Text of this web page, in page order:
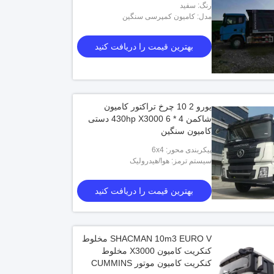
رنگ: سفید
مدل: کامیون کمپرسی سنگین
بهترین قیمت را دریافت کنید
یورو 2 10 چرخ تراکتور کامیون
شاکمن 430hp X3000 6 * 4 دستی
کامیون سنگین
پیکربندی محور: 6x4
سیستم ترمز: هوا/هیدرولیک
بهترین قیمت را دریافت کنید
SHACMAN 10m3 EURO V مخلوط
کنکریت کامیون X3000 مخلوط
کنکریت کامیون موتور CUMMINS